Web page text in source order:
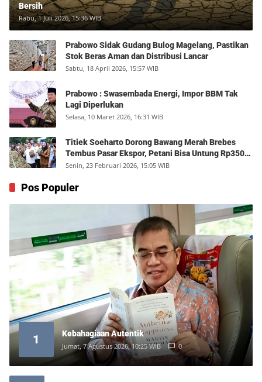
Bersih
Rabu, 1 Juli 2026, 15:36 WIB
Prabowo Sidak Gudang Bulog Magelang, Pastikan
Stok Beras Aman dan Distribusi Lancar
Sabtu, 18 April 2026, 15:57 WIB
Prabowo : Swasembada Energi, Impor BBM Tak
Lagi Diperlukan
Selasa, 10 Maret 2026, 16:31 WIB
Titiek Soeharto Dorong Bawang Merah Brebes
Tembus Pasar Ekspor, Petani Bisa Untung Rp350
Juta per Hektare
Senin, 23 Februari 2026, 15:05 WIB
Pos Populer
1 Kebahagiaan Autentik
Jumat, 7 Agustus 2026, 10:25 WIB 0